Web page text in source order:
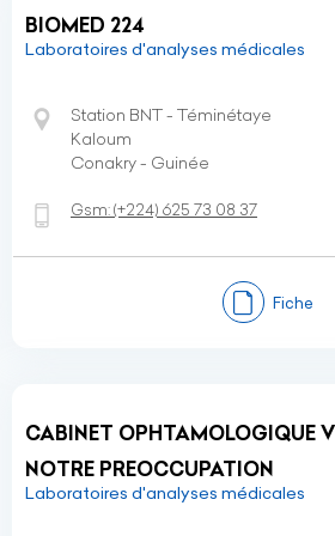
BIOMED 224
Laboratoires d'analyses médicales
Station BNT - Téminétaye
Kaloum
Conakry - Guinée
Gsm:(+224) 625 73 08 37
Fiche
CABINET OPHTAMOLOGIQUE
NOTRE PREOCCUPATION
Laboratoires d'analyses médicales